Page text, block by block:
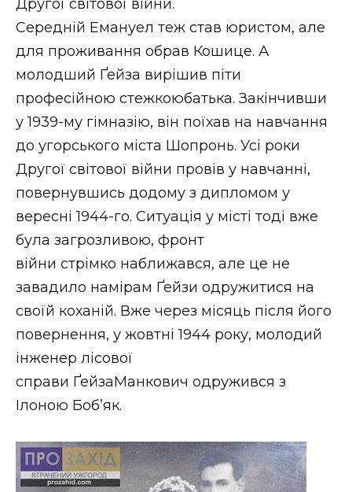
Другої світової війни.
Середній Емануел теж став юристом, але
для проживання обрав Кошице. А
молодший Ґейза вирішив піти
професійною стежкоюбатька. Закінчивши
у 1939-му гімназію, він поїхав на навчання
до угорського міста Шопронь. Усі роки
Другої світової війни провів у навчанні,
повернувшись додому з дипломом у
вересні 1944-го. Ситуація у місті тоді вже
була загрозливою, фронт
війни стрімко наближався, але це не
завадило намірам Ґейзи одружитися на
своїй коханій. Вже через місяць після його
повернення, у жовтні 1944 року, молодий
інженер лісової
справи ҐейзаМанкович одружився з
Ілоною Боб’як.